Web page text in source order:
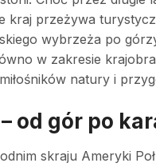
kraj przeżywa
wybrzeża po
w zakresie
natury i
od gór po
skraju Ameryki